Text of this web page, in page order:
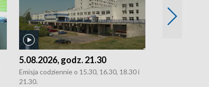
5.08.2026, godz. 21.30
Emisja codziennie o 15.30, 16.30, 18.30 i
21.30.